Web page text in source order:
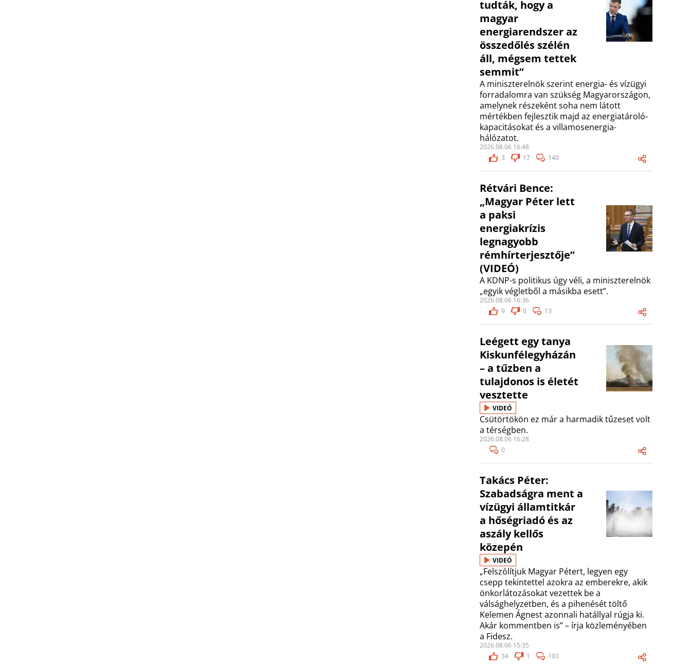
tudták, hogy a
magyar
energiarendszer az
összedőlés szélén
áll, mégsem tettek
semmit”
A miniszterelnök szerint energia- és vízügyi
forradalomra van szükség Magyarországon,
amelynek részeként soha nem látott
mértékben fejlesztik majd az energiatároló-
kapacitásokat és a villamosenergia-
hálózatot.
2026.08.06 16:48
3
17 140
Rétvári Bence:
„Magyar Péter lett
a paksi
energiakrízis
legnagyobb
rémhírterjesztője”
(VIDEÓ)
A KDNP-s politikus úgy véli, a miniszterelnök
„egyik végletből a másikba esett”.
2026.08.06 16:36
9
0 13
Leégett egy tanya
Kiskunfélegyházán
– a tűzben a
tulajdonos is életét
vesztette
VIDEÓ
Csütörtökön ez már a harmadik tűzeset volt
a térségben.
2026.08.06 16:28
0
Takács Péter:
Szabadságra ment a
vízügyi államtitkár
a hőségriadó és az
aszály kellős
közepén
VIDEÓ
„Felszólítjuk Magyar Pétert, legyen egy
csepp tekintettel azokra az emberekre, akik
önkorlátozásokat vezettek be a
válsághelyzetben, és a pihenését töltő
Kelemen Ágnest azonnali hatállyal rúgja ki.
Akár kommentben is” – írja közleményében
a Fidesz.
2026.08.06 15:35
34
1 103